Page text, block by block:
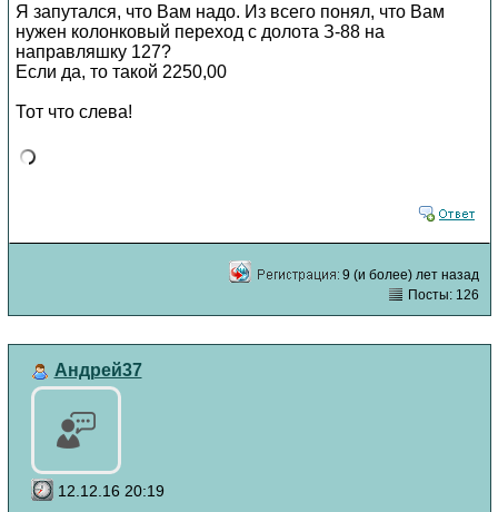
Я запутался, что Вам надо. Из всего понял, что Вам
нужен колонковый переход с долота З-88 на
направляшку 127?
Если да, то такой 2250,00
Тот что слева!
9 (и более) лет назад
Посты: 126
Андрей37
12.12.16 20:19